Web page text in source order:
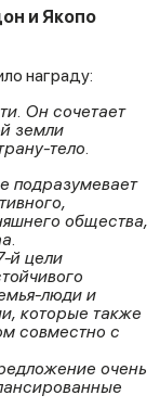
и Якопо
награду:
Он сочетает
земли
тело.
подразумевает
общества,
й цели
люди и
которые также
совместно с
очень